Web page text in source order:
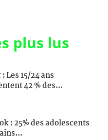
plus lus
Les 15/24 ans
42 % des...
: 25% des adolescents